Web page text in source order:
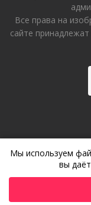
Все права на
сайте
Мы используем
вы